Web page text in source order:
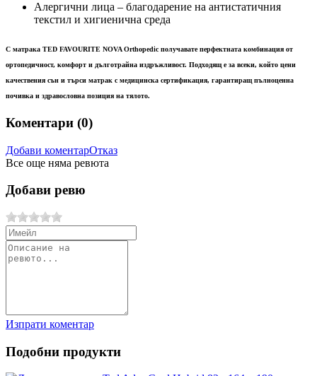
Алергични лица – благодарение на антистатичния
текстил и хигиенична среда
С матрака TED FAVOURITE NOVA Orthopedic получавате перфектната комбинация от
ортопедичност, комфорт и дълготрайна издръжливост. Подходящ е за всеки, който цени
качествения сън и търси матрак с медицинска сертификация, гарантиращ пълноценна
почивка и здравословна позиция на тялото.
Коментари (0)
Добави коментарОтказ
Все още няма ревюта
Добави ревю
Изпрати коментар
Подобни продукти